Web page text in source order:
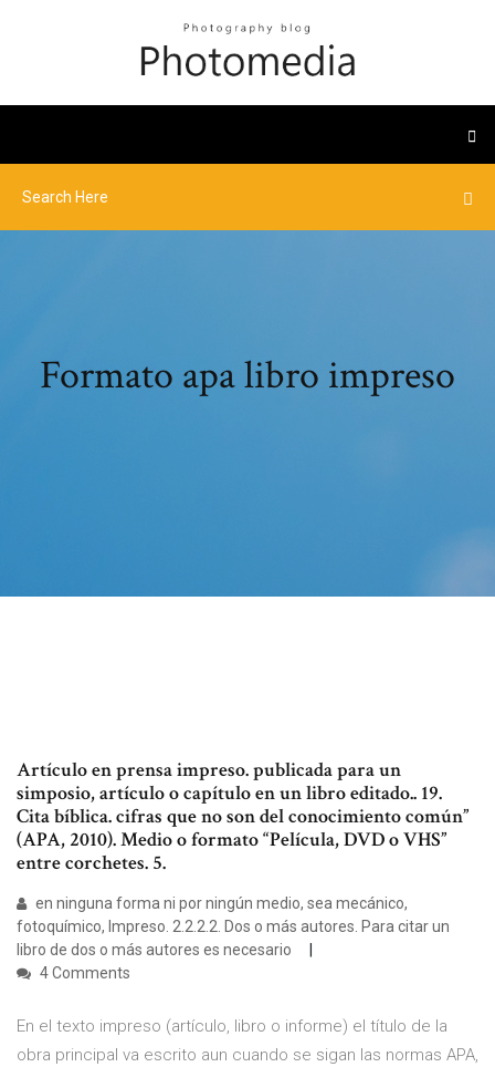
Formato apa libro impreso
Artículo en prensa impreso. publicada para un
simposio, artículo o capítulo en un libro editado.. 19.
Cita bíblica. cifras que no son del conocimiento común”
(APA, 2010). Medio o formato “Película, DVD o VHS”
entre corchetes. 5.
en ninguna forma ni por ningún medio, sea mecánico,
fotoquímico, Impreso. 2.2.2.2. Dos o más autores. Para citar un
libro de dos o más autores es necesario
4 Comments
En el texto impreso (artículo, libro o informe) el título de la
obra principal va escrito aun cuando se sigan las normas APA,